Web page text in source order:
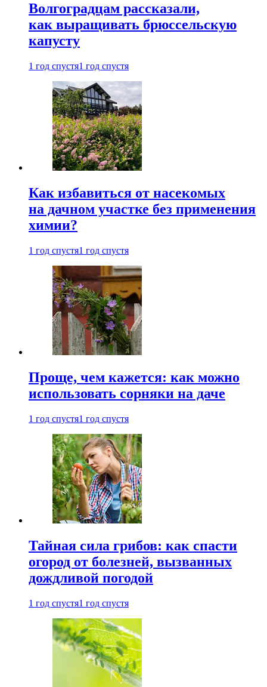
Волгоградцам рассказали,
как выращивать брюссельскую
капусту
1 год спустя1 год спустя
Как избавиться от насекомых
на дачном участке без применения
химии?
1 год спустя1 год спустя
Проще, чем кажется: как можно
использовать сорняки на даче
1 год спустя1 год спустя
Тайная сила грибов: как спасти
огород от болезней, вызванных
дождливой погодой
1 год спустя1 год спустя